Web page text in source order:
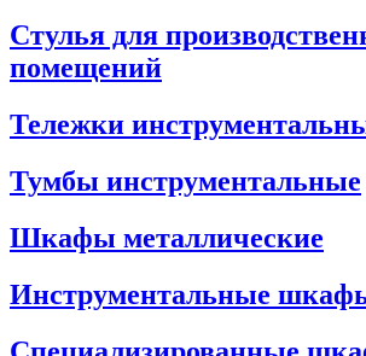
Стулья для
помещений
Тележки
Тумбы инструментальные
Шкафы металлические
Инструментальные